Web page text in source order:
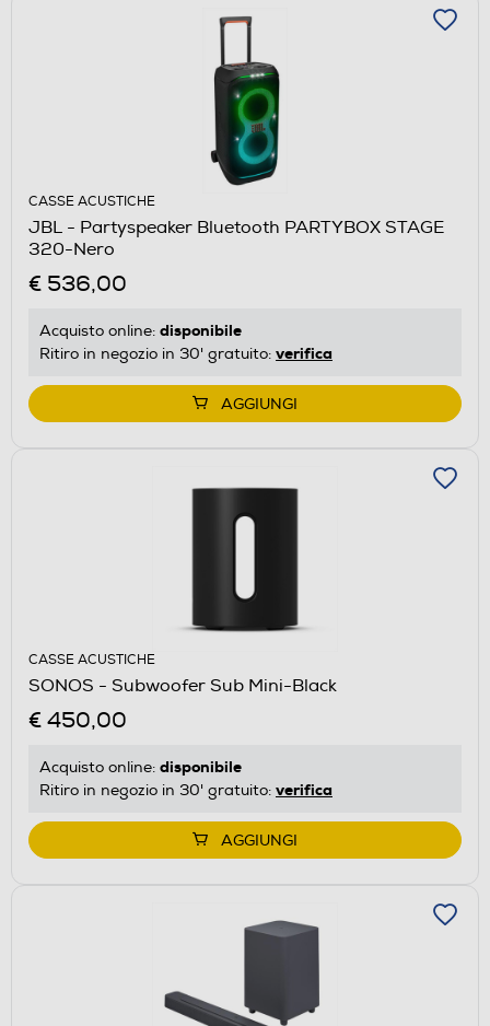
CASSE ACUSTICHE
JBL - Partyspeaker Bluetooth PARTYBOX STAGE
320-Nero
€ 536,00
Acquisto online: disponibile
Ritiro in negozio in 30' gratuito: verifica
AGGIUNGI
CASSE ACUSTICHE
SONOS - Subwoofer Sub Mini-Black
€ 450,00
Acquisto online: disponibile
Ritiro in negozio in 30' gratuito: verifica
AGGIUNGI